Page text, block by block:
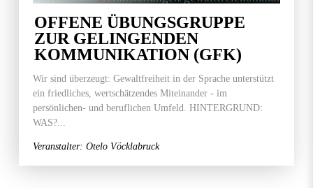
OFFENE ÜBUNGSGRUPPE
ZUR GELINGENDEN
KOMMUNIKATION (GFK)
Wir sind überzeugt: Gewaltfreiheit in der Sprache unterstützt
ein friedliches, wertschätzendes Miteinander - im
persönlichen- und beruflichen Umfeld. HINTERGRUND:
WAS?...
Veranstalter: Otelo Vöcklabruck